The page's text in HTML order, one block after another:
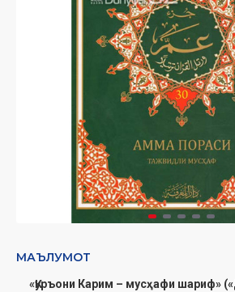
МАЪЛУМОТ
«Қуръони Карим – мусҳафи шариф»